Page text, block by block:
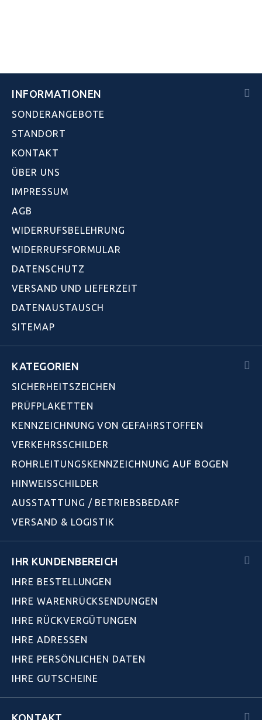
INFORMATIONEN
SONDERANGEBOTE
STANDORT
KONTAKT
ÜBER UNS
IMPRESSUM
AGB
WIDERRUFSBELEHRUNG
WIDERRUFSFORMULAR
DATENSCHUTZ
VERSAND UND LIEFERZEIT
DATENAUSTAUSCH
SITEMAP
KATEGORIEN
SICHERHEITSZEICHEN
PRÜFPLAKETTEN
KENNZEICHNUNG VON GEFAHRSTOFFEN
VERKEHRSSCHILDER
ROHRLEITUNGSKENNZEICHNUNG AUF BOGEN
HINWEISSCHILDER
AUSSTATTUNG / BETRIEBSBEDARF
VERSAND & LOGISTIK
IHR KUNDENBEREICH
IHRE BESTELLUNGEN
IHRE WARENRÜCKSENDUNGEN
IHRE RÜCKVERGÜTUNGEN
IHRE ADRESSEN
IHRE PERSÖNLICHEN DATEN
IHRE GUTSCHEINE
KONTAKT